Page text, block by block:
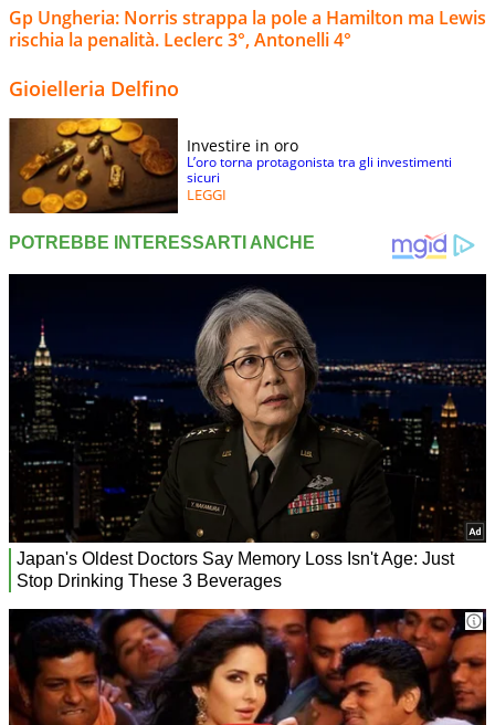
Gp Ungheria: Norris strappa la pole a Hamilton ma Lewis
rischia la penalità. Leclerc 3°, Antonelli 4°
Gioielleria Delfino
Investire in oro
L’oro torna protagonista tra gli investimenti
sicuri
LEGGI